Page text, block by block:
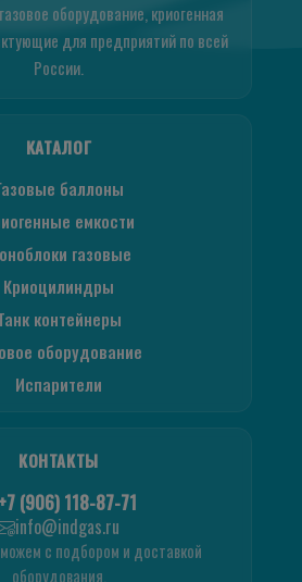
оборудование, криогенная
для предприятий по всей
России.
КАТАЛОГ
баллоны
емкости
газовые
Криоцилиндры
контейнеры
оборудование
Испарители
КОНТАКТЫ
+7 (906) 118-87-71
info@indgas.ru
с подбором и доставкой
оборудования.